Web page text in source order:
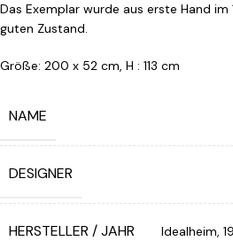
Das Exemplar wurde aus erste Hand
guten Zustand.
Größe: 200 x 52 cm, H : 113 cm
NAME
DESIGNER
HERSTELLER / JAHR Idealheim,